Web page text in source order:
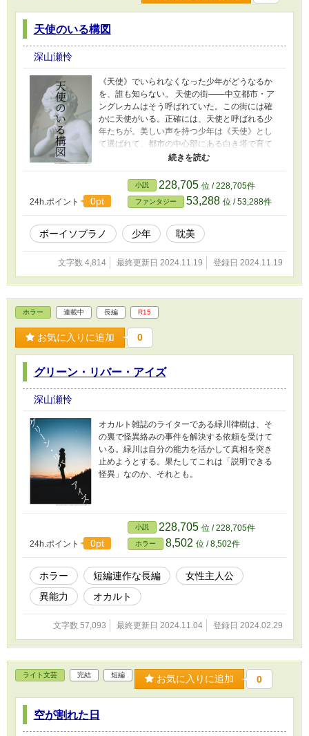
天使のいる構図
深山瀬怜
《天使》でいられなくなった少年がどうなるか
を、誰も知らない。 天使の街――中立都市・ア
ングレカムはそう呼ばれていた。この街には確
かに天使がいる。正確には、天使と呼ばれる少
年たちが。美しい声を持つ少年は《天使》とし
て選ばれて、都市の中心部にある白き塔で育て
られる。《天使》は神の声を、神の恩寵をこの
世に運ぶ存在と言われている。 けれど、《天
使》であれる時間は恐ろしく短い。その時が終
わったとき――少年が成るのは人間なのか、そ
れとも。
24h.ポイント 0pt
小説 228,705 位 / 228,705件
ファンタジー 53,288 位 / 53,288件
ボーイソプラノ 少年 耽美
文字数 4,814 最終更新日 2024.11.19 登録日 2024.11.19
ホラー 連載中 長編 R15
お気に入りに追加 0
グリーン・リバー・アイズ
深山瀬怜
オカルト雑誌のライターである緑川律樹は、そ
の裏で怪異絡みの事件を解決する依頼を受けて
いる。緑川は自分の能力を活かして真相を突き
止めようとする。果たしてこれは「説明できる
怪異」なのか、それとも。
24h.ポイント 0pt
小説 228,705 位 / 228,705件
ホラー 8,502 位 / 8,502件
ホラー 短編連作な長編
女性主人公
異能力
オカルト
文字数 57,093 最終更新日 2024.11.04 登録日 2024.02.29
ライト文芸 完結 短編 お気に入りに追加 0
空が割れた日